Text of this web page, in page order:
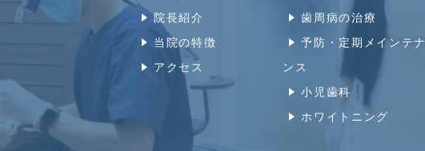
院長紹介
当院の特徴
アクセス
歯周病の治療
予防・定期メインテナ
ンス
小児歯科
ホワイトニング